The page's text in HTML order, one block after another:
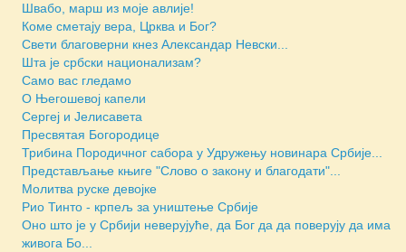
Швабо, марш из моје авлије!
Коме сметају вера, Црква и Бог?
Свети благоверни кнез Александар Невски...
Шта је србски национализам?
Само вас гледамо
О Његошевој капели
Сергеј и Јелисавета
Пресвятая Богородице
Трибина Породичног сабора у Удружењу новинара Србије...
Представљање књиге "Слово о закону и благодати"...
Молитва руске девојке
Рио Тинто - крпељ за уништење Србије
Оно што је у Србији неверујуће, да Бог да да поверују да има
живога Бо...